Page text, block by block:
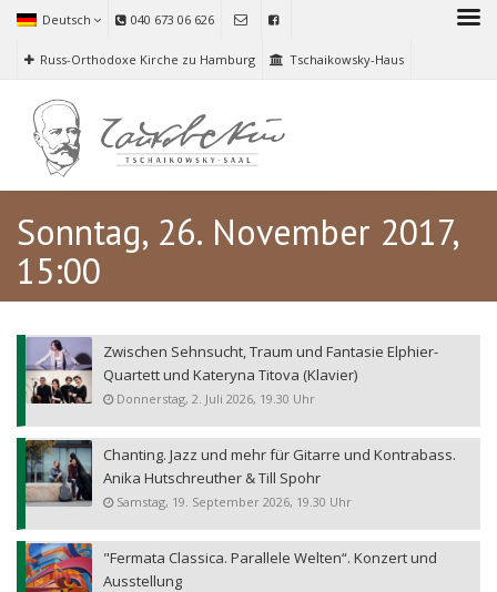
Deutsch 040 673 06 626
Russ-Orthodoxe Kirche zu Hamburg Tschaikowsky-Haus
Sonntag, 26. November 2017,
15:00
Zwischen Sehnsucht, Traum und Fantasie Elphier-
Quartett und Kateryna Titova (Klavier)
Donnerstag, 2. Juli 2026, 19.30 Uhr
Chanting. Jazz und mehr für Gitarre und Kontrabass.
Anika Hutschreuther & Till Spohr
Samstag, 19. September 2026, 19.30 Uhr
"Fermata Classica. Parallele Welten“. Konzert und
Ausstellung